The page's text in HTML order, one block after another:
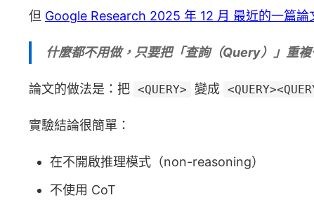
但 Google Research 2025 年 12 月 最近的一篇論
什麼都不用做，只要把「查詢（Query）」重複
論文的做法是：把 <QUERY> 變成
實驗結論很簡單：
在不開啟推理模式（non-reasoning）
不使用 CoT